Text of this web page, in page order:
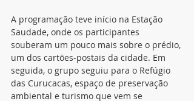
A programação teve início na Estação
Saudade, onde os participantes
souberam um pouco mais sobre o prédio,
um dos cartões-postais da cidade. Em
seguida, o grupo seguiu para o Refúgio
das Curucacas, espaço de preservação
ambiental e turismo que vem se